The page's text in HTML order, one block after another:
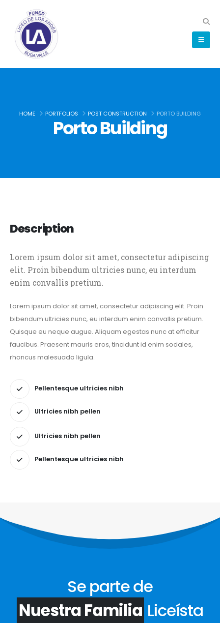
HOME PORTFOLIOS POST CONSTRUCTION PORTO BUILDING
Porto Building
Description
Lorem ipsum dolor sit amet, consectetur adipiscing
elit. Proin bibendum ultricies nunc, eu interdum
enim convallis pretium.
Lorem ipsum dolor sit amet, consectetur adipiscing elit. Proin
bibendum ultricies nunc, eu interdum enim convallis pretium.
Quisque eu neque augue. Aliquam egestas nunc at efficitur
faucibus. Praesent mauris eros, tincidunt id enim sodales,
rhoncus malesuada ligula.
Pellentesque ultricies nibh
Ultricies nibh pellen
Ultricies nibh pellen
Pellentesque ultricies nibh
Se parte de
Nuestra Familia Liceísta